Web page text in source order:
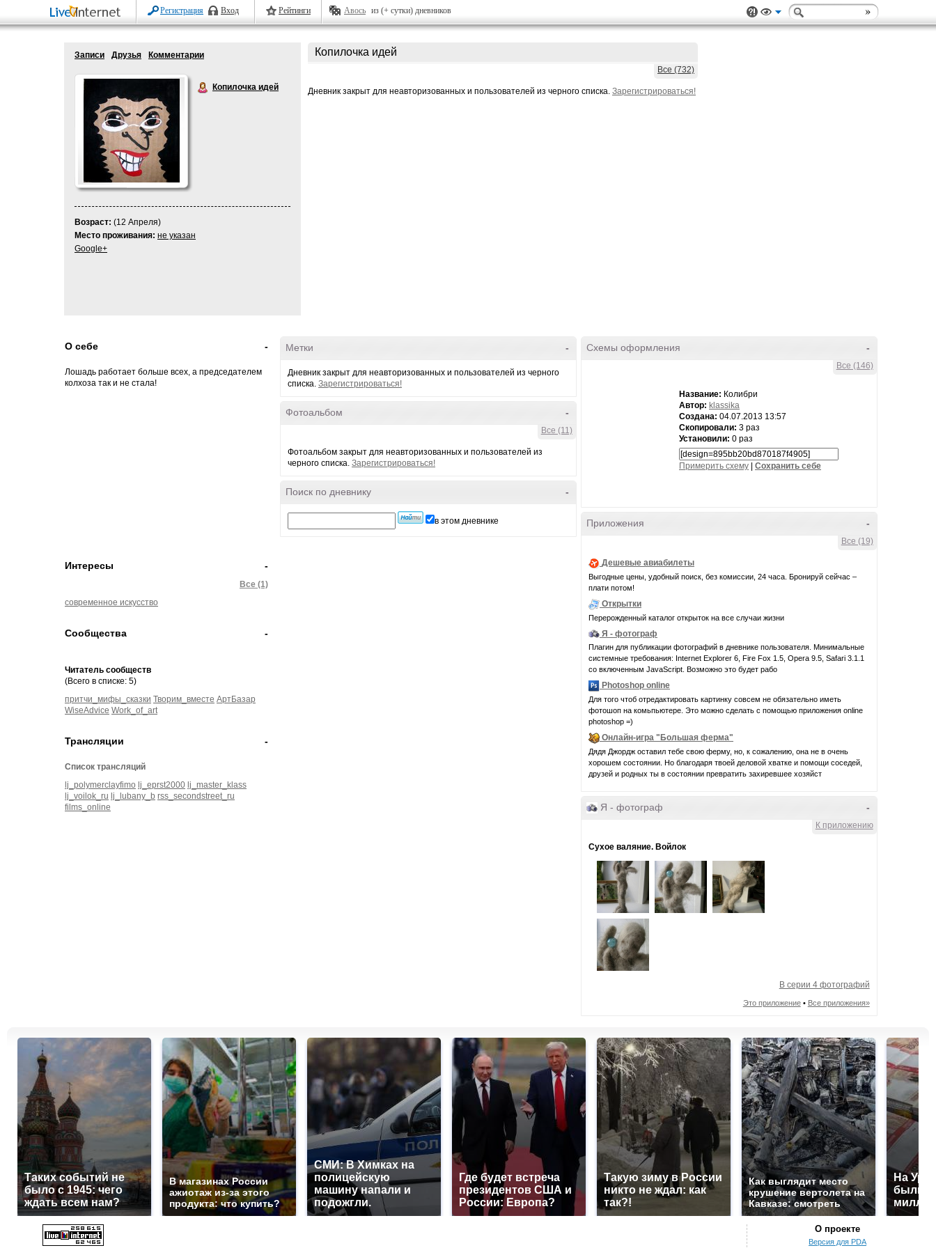
Регистрация Вход Рейтинги Авось из (+ сутки) дневников
Записи Друзья Комментарии
Копилочка идей
Возраст: (12 Апреля)
Место проживания: не указан
Google+
Копилочка идей
Все (732)
Дневник закрыт для неавторизованных и пользователей из черного списка. Зарегистрироваться!
-
О себе
Лошадь работает больше всех, а председателем
колхоза так и не стала!
-
Интересы
Все (1)
современное искусство
-
Сообщества
Читатель сообществ
(Всего в списке: 5)
притчи_мифы_сказки Творим_вместе АртБазар
WiseAdvice Work_of_art
-
Трансляции
Список трансляций
lj_polymerclayfimo lj_eprst2000 lj_master_klass
lj_voilok_ru lj_lubany_b rss_secondstreet_ru
films_online
-
Метки
Дневник закрыт для неавторизованных и пользователей из черного
списка. Зарегистрироваться!
-
Фотоальбом
Все (11)
Фотоальбом закрыт для неавторизованных и пользователей из
черного списка. Зарегистрироваться!
-
Поиск по дневнику
в этом дневнике
-
Схемы оформления
Все (146)
Название: Колибри
Автор: klassika
Создана: 04.07.2013 13:57
Скопировали: 3 раз
Установили: 0 раз
Примерить схему Cохранить себе
-
Приложения
Все (19)
Дешевые авиабилеты
Выгодные цены, удобный поиск, без комиссии, 24 часа. Бронируй сейчас –
плати потом!
Открытки
Перерожденный каталог открыток на все случаи жизни
Я - фотограф
Плагин для публикации фотографий в дневнике пользователя. Минимальные
системные требования: Internet Explorer 6, Fire Fox 1.5, Opera 9.5, Safari 3.1.1
со включенным JavaScript. Возможно это будет рабо
Photoshop online
Для того чтоб отредактировать картинку совсем не обязательно иметь
фотошоп на комьпьютере. Это можно сделать с помощью приложения online
photoshop =)
Онлайн-игра "Большая ферма"
Дядя Джордж оставил тебе свою ферму, но, к сожалению, она не в очень
хорошем состоянии. Но благодаря твоей деловой хватке и помощи соседей,
друзей и родных ты в состоянии превратить захиревшее хозяйст
-
Я - фотограф
К приложению
Сухое валяние. Войлок
В серии 4 фотографий
Это приложение• Все приложения»
Таких событий не
было с 1945: чего
ждать всем нам?
В магазинах России
ажиотаж из-за этого
продукта: что купить?
СМИ: В Химках на
полицейскую
машину напали и
подожгли.
Где будет встреча
президентов США и
России: Европа?
Такую зиму в России
никто не ждал: как
так?!
Как выглядит место
крушение вертолета на
Кавказе: смотреть
На
были
О проекте
Версия для PDA